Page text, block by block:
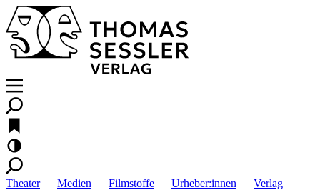
Theater Medien Filmstoffe Urheber:innen Verlag